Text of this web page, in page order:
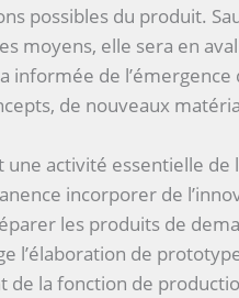
possibles du produit.
moyens, elle sera en
informée de l’émergence
de nouveaux
activité essentielle de
incorporer de
les produits de
l’élaboration de
de la fonction de